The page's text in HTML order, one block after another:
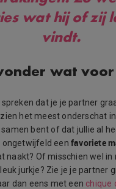
wat hij of zij
vindt.
wat
dat je je partner
het meest onderschat
bent of dat jullie al
ongetwijfeld een favoriete
naakt? Of misschien wel
jurkje? Zie je je partner
dan eens met een chique